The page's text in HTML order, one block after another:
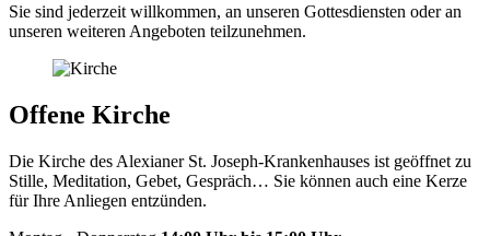
Sie sind jederzeit willkommen, an unseren Gottesdiensten oder an
unseren weiteren Angeboten teilzunehmen.
Offene Kirche
Die Kirche des Alexianer St. Joseph-Krankenhauses ist geöffnet zu
Stille, Meditation, Gebet, Gespräch… Sie können auch eine Kerze
für Ihre Anliegen entzünden.